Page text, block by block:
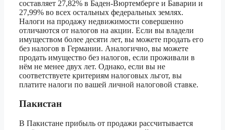
составляет 27,82% в Баден-Вюртемберге и Баварии и
27,99% во всех остальных федеральных землях.
Налоги на продажу недвижимости совершенно
отличаются от налогов на акции. Если вы владели
имуществом более десяти лет, вы можете продать его
без налогов в Германии. Аналогично, вы можете
продать имущество без налогов, если проживали в
нём не менее двух лет. Однако, если вы не
соответствуете критериям налоговых льгот, вы
платите налоги по вашей личной налоговой ставке.
Пакистан
В Пакистане прибыль от продажи рассчитывается